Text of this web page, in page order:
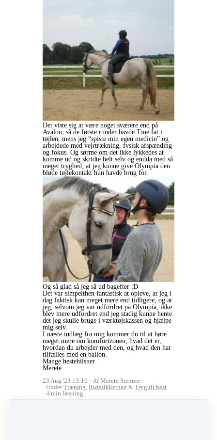
Det viste sig at være noget sværere end på
Avalon, så de første runder havde Tine fat i
tøjlen, mens jeg “spiste min egen medicin” og
arbejdede med vejrtrækning, fysisk afspænding
og fokus. Og sørme om det ikke lykkedes at
komme ud og skridte helt selv og endda med så
meget tryghed, at jeg kunne give Olympia den
bløde tøjlekontakt hun havde brug for.
Og så glad så jeg så ud bagefter :D
Det var simpelthen fantastisk at opleve, at jeg i
dag faktisk kan meget mere end tidligere, og at
jeg, selvom jeg var udfordret på Olympia, ikke
blev mere udfordret end jeg stadig kunne hente
det jeg skulle bruge i værktøjskassen og hjælpe
mig selv.
I næste indlæg fra mig kommer du til at høre
meget mere om komfortzonen, hvad det er,
hvordan du arbejder med den, og hvad den har
tilfælles med en ballon.
Mange hestehilsner
Merete
23 Aug '23 13:16
Af Merete Stenner
UnderTræning Ridesikkerhed & Tryg til hest
4 min læsning